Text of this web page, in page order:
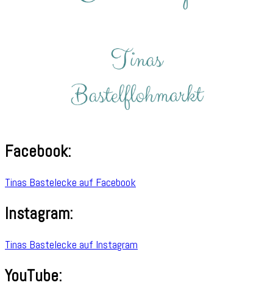
Facebook:
Tinas Bastelecke auf Facebook
Instagram:
Tinas Bastelecke auf Instagram
YouTube: